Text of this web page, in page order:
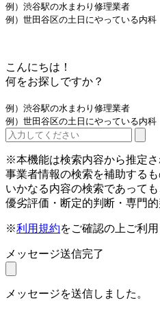
例）渋谷駅の水まわり修理業者
例）世田谷区の土日にやっている内科
こんにちは！
何をお探しですか？
例）渋谷駅の水まわり修理業者
例）世田谷区の土日にやっている内科
※本機能は検索内容から推定さ
事業者情報の検索を補助するも
いかなる内容の検索であって
優劣評価・断定的判断・専門的
※利用規約をご確認の上ご利
メッセージ送信完了
メッセージを送信しました。